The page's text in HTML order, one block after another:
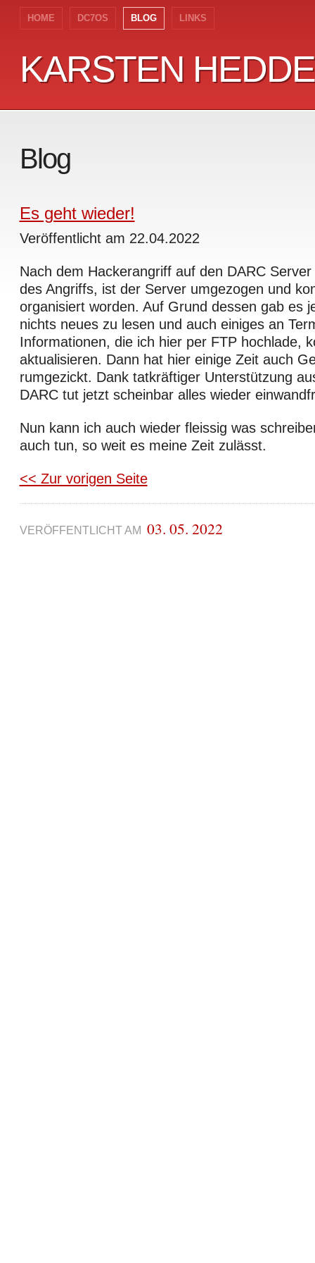
HOME DC7OS BLOG LINKS
KARSTEN
KARSTEN
Blog
Es geht wieder!
Veröffentlicht am 22.04.2022
Nach dem Hackerangriff auf den DARC
des Angriffs, ist der Server umgezogen und
organisiert worden. Auf Grund dessen gab es
nichts neues zu lesen und auch einiges an
Informationen, die ich hier per FTP hochlade,
aktualisieren. Dann hat hier einige Zeit auch
rumgezickt. Dank tatkräftiger Unterstützung
DARC tut jetzt scheinbar alles wieder
Nun kann ich auch wieder fleissig was
auch tun, so weit es meine Zeit zulässt.
<< Zur vorigen Seite
VERÖFFENTLICHT AM 03. 05. 2022